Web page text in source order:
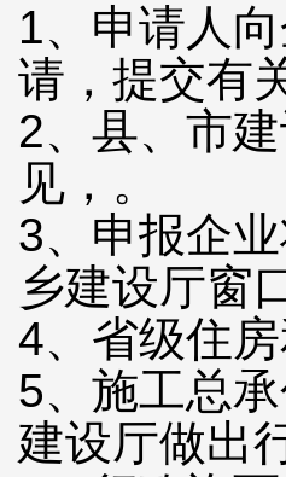
1、申请人
请，提交有
2、县、市
见，。
3、申报企
乡建设厅窗
4、省级住
5、施工总
建设厅做出